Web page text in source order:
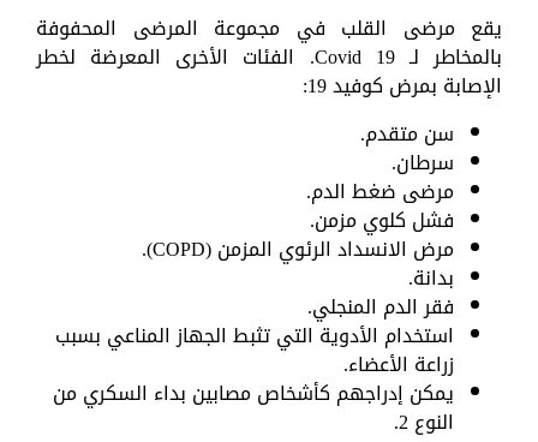
يقع مرضى القلب في مجموعة المرضى المحفوفة
بالمخاطر لـ Covid 19. الفئات الأخرى المعرضة لخطر
الإصابة بمرض كوفيد 19:
سن متقدم.
سرطان.
مرضى ضغط الدم.
فشل كلوي مزمن.
مرض الانسداد الرئوي المزمن (COPD).
بدانة.
فقر الدم المنجلي.
استخدام الأدوية التي تثبط الجهاز المناعي بسبب
زراعة الأعضاء.
يمكن إدراجهم كأشخاص مصابين بداء السكري من
النوع 2.